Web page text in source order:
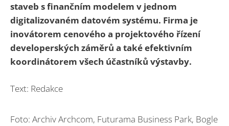
staveb s finančním modelem v jednom
digitalizovaném datovém systému. Firma je
inovátorem cenového a projektového řízení
developerských záměrů a také efektivním
koordinátorem všech účastníků výstavby.
Text: Redakce
Foto: Archiv Archcom, Futurama Business Park, Bogle